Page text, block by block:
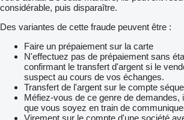
considérable, puis disparaître.
Des variantes de cette fraude peuvent être :
Faire un prépaiement sur la carte
N'effectuez pas de prépaiement sans
confirmant le transfert d'argent si le
suspect au cours de vos échanges.
Transfert de l'argent sur le compte
Méfiez-vous de ce genre de demandes,
que vous soyez en train de
Virement sur le compte d'une société